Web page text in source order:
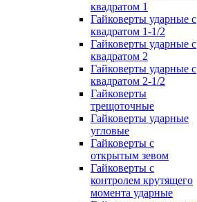
квадратом 1
Гайковерты ударные с
квадратом 1-1/2
Гайковерты ударные с
квадратом 2
Гайковерты ударные с
квадратом 2-1/2
Гайковерты
трещоточные
Гайковерты ударные
угловые
Гайковерты с
открытым зевом
Гайковерты с
контролем крутящего
момента ударные